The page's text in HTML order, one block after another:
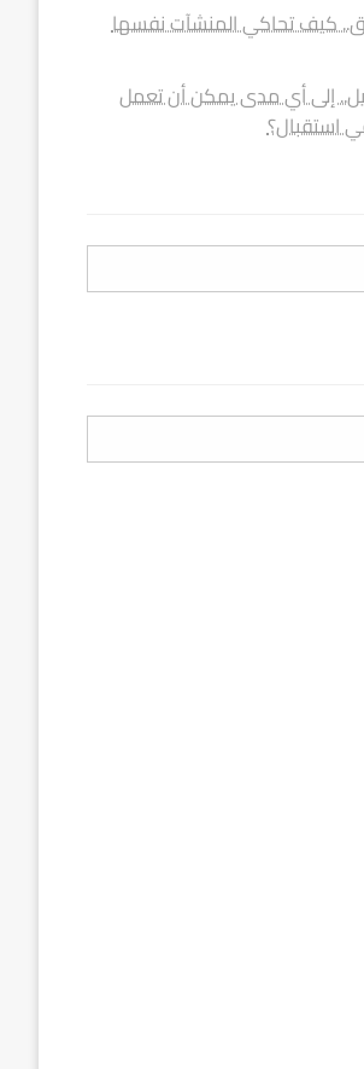
كيف تحاكي المنشآت نفسها
إلى أي مدى يمكن أن تعمل
استقبال؟